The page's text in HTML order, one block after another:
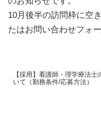
10月後半の訪問枠に空
たはお問い合わせフォ
【採用】看護師・理学療法士
いて（勤務条件/応募方法）